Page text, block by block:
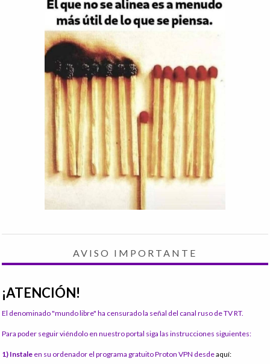
AVISO IMPORTANTE
¡ATENCIÓN!
El denominado "mundo libre" ha censurado la señal del canal ruso de TV RT.
Para poder seguir viéndolo en nuestro portal siga las instrucciones siguientes:
1) Instale en su ordenador el programa gratuito Proton VPN desdeaquí: